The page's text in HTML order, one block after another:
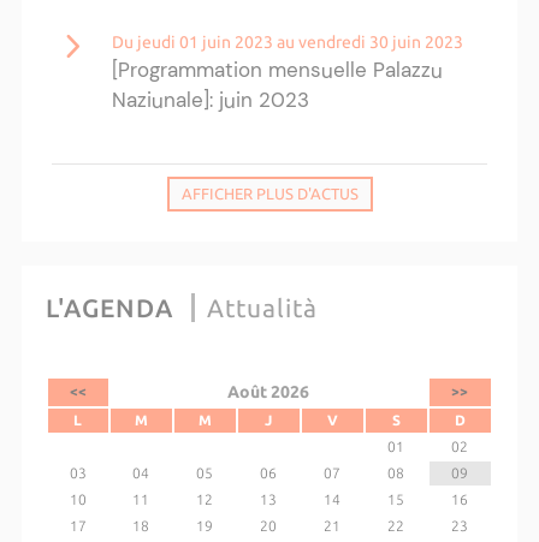
Du jeudi 01 juin 2023 au vendredi 30 juin 2023
[Programmation mensuelle Palazzu
Naziunale]: juin 2023
AFFICHER PLUS D'ACTUS
L'AGENDA Attualità
<< Août 2026
>>
L
M M J V S
D
01
02
03
04 05 06 07 08
09
10
11 12 13 14 15
16
17
18 19 20 21 22
23